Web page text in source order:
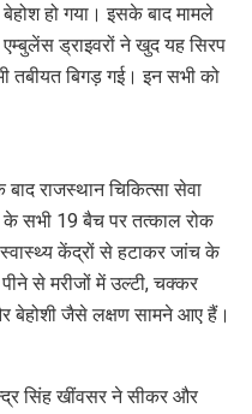
हो गया। इसके बाद मामले
ड्राइवरों ने खुद यह सिरप
तबीयत बिगड़ गई। इन सभी को
बाद राजस्थान चिकित्सा सेवा
सभी 19 बैच पर तत्काल रोक
केंद्रों से हटाकर जांच के
से मरीजों में उल्टी, चक्कर
बेहोशी जैसे लक्षण सामने आए हैं।
सिंह खींवसर ने सीकर और